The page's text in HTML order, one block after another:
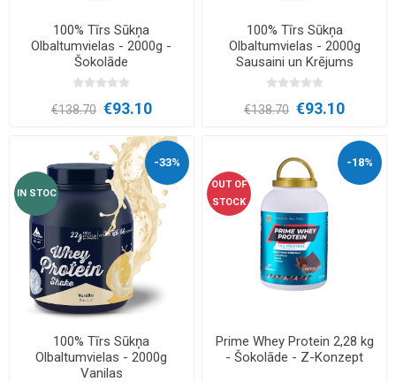
100% Tīrs Sūkņa
Olbaltumvielas - 2000g -
Šokolāde
€138.70 €93.10
100% Tīrs Sūkņa
Olbaltumvielas - 2000g
Sausaini un Krējums
€138.70 €93.10
-33%
IN STOC
100% Tīrs Sūkņa
Olbaltumvielas - 2000g
Vanilas
-18%
OUT OF
STOCK
Prime Whey Protein 2,28 kg
- Šokolāde - Z-Konzept